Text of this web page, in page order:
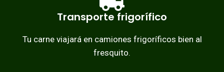
Transporte frigorífico
Tu carne viajará en camiones frigoríficos bien al
fresquito.